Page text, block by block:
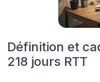
Définition et
218 jours RTT